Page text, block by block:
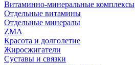
Витаминно-минеральные комплексы
Отдельные витамины
Отдельные минералы
ZMA
Красота и долголетие
Жиросжигатели
Суставы и связки